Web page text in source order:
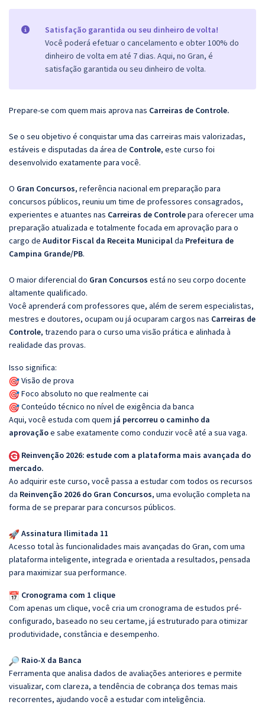
Satisfação garantida ou seu dinheiro de volta!
Você poderá efetuar o cancelamento e obter 100% do
dinheiro de volta em até 7 dias. Aqui, no Gran, é
satisfação garantida ou seu dinheiro de volta.
Prepare-se com quem mais aprova nas Carreiras de Controle.
Se o seu objetivo é conquistar uma das carreiras mais valorizadas,
estáveis e disputadas da área de Controle, este curso foi
desenvolvido exatamente para você.
O Gran Concursos, referência nacional em preparação para
concursos públicos, reuniu um time de professores consagrados,
experientes e atuantes nas Carreiras de Controlepara oferecer uma
preparação atualizada e totalmente focada em aprovação para o
cargo de Auditor Fiscal da Receita Municipalda Prefeitura de
Campina Grande/PB.
O maior diferencial do Gran Concursos está no seu corpo docente
altamente qualificado.
Você aprenderá com professores que, além de serem especialistas,
mestres e doutores, ocupam ou já ocuparam cargos nas Carreiras de
Controle, trazendo para o curso uma visão prática e alinhada à
realidade das provas.
Isso significa:
Visão de prova
Foco absoluto no que realmente cai
Conteúdo técnico no nível de exigência da banca
Aqui, você estuda com quem já percorreu o caminho da
aprovaçãoe sabe exatamente como conduzir você até a sua vaga.
Reinvenção 2026: estude com a plataforma mais avançada do
mercado.
Ao adquirir este curso, você passa a estudar com todos os recursos
da Reinvenção 2026 do Gran Concursos, uma evolução completa na
forma de se preparar para concursos públicos.
Assinatura Ilimitada 11
Acesso total às funcionalidades mais avançadas do Gran, com uma
plataforma inteligente, integrada e orientada a resultados, pensada
para maximizar sua performance.
Cronograma com 1 clique
Com apenas um clique, você cria um cronograma de estudos pré-
configurado, baseado no seu certame, já estruturado para otimizar
produtividade, constância e desempenho.
Raio-X da Banca
Ferramenta que analisa dados de avaliações anteriores e permite
visualizar, com clareza, a tendência de cobrança dos temas mais
recorrentes, ajudando você a estudar com inteligência.